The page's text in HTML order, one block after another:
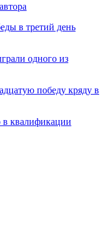
в третий день
одного из
победу кряду в
квалификации